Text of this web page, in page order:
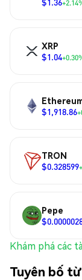
XRP
$1.04
$1,918.86
TRON
$0.328599
Pepe
Khám phá các
Tuyên bố